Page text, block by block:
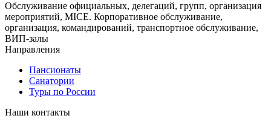
Обслуживание официальных, делегаций, групп, организация
мероприятий, MICE. Корпоративное обслуживание,
организация, командирований, транспортное обслуживание,
ВИП-залы
Направления
Пансионаты
Санатории
Туры по России
Наши контакты